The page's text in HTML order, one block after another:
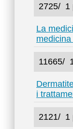
2725/ 1
La
11665/
i
2121/ 1